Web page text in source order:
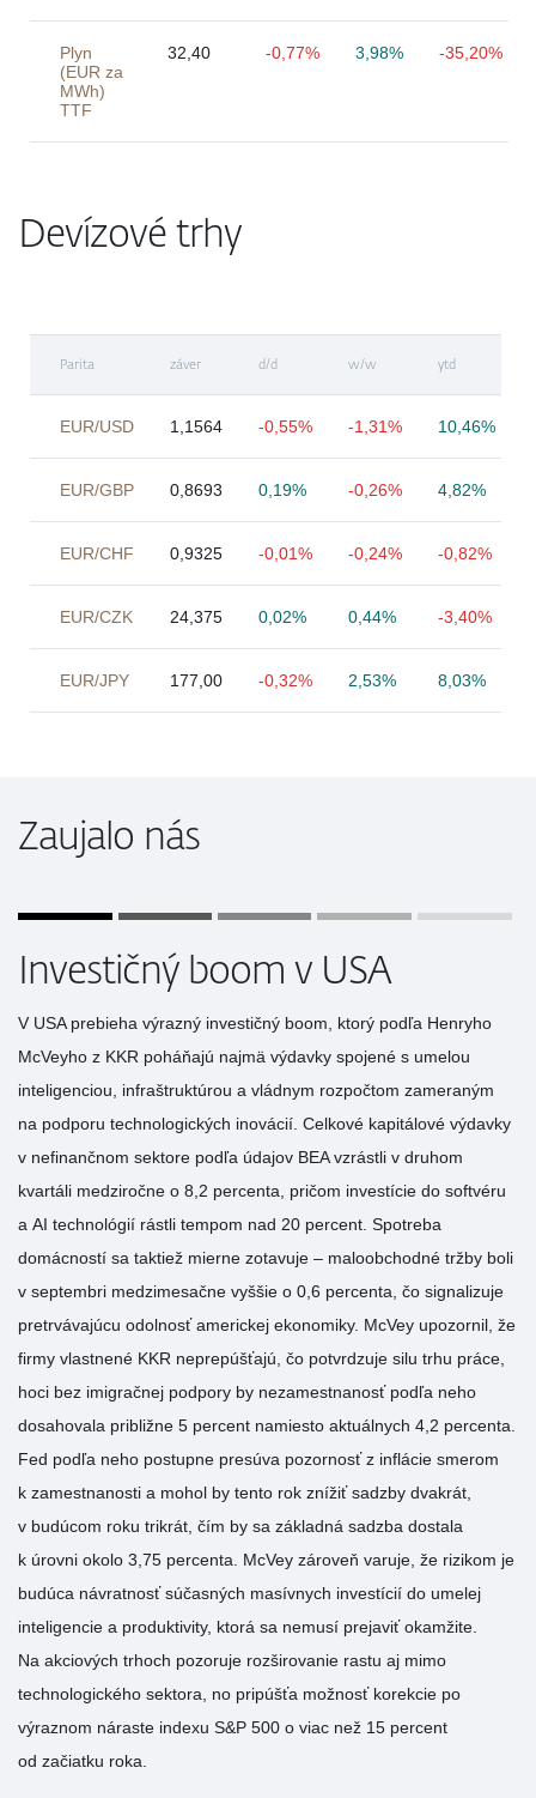
Plyn
(EUR za
MWh)
TTF
32,40 -0,77% 3,98% -35,20%
Devízové trhy
Parita záver d/d w/w ytd
EUR/USD 1,1564 -0,55% -1,31% 10,46%
EUR/GBP 0,8693 0,19% -0,26% 4,82%
EUR/CHF 0,9325 -0,01% -0,24% -0,82%
EUR/CZK 24,375 0,02% 0,44% -3,40%
EUR/JPY 177,00 -0,32% 2,53% 8,03%
Zaujalo nás
Investičný boom v USA
V USA prebieha výrazný investičný boom, ktorý podľa Henryho
McVeyho z KKR poháňajú najmä výdavky spojené s umelou
inteligenciou, infraštruktúrou a vládnym rozpočtom zameraným
na podporu technologických inovácií. Celkové kapitálové výdavky
v nefinančnom sektore podľa údajov BEA vzrástli v druhom
kvartáli medziročne o 8,2 percenta, pričom investície do softvéru
a AI technológií rástli tempom nad 20 percent. Spotreba
domácností sa taktiež mierne zotavuje – maloobchodné tržby boli
v septembri medzimesačne vyššie o 0,6 percenta, čo signalizuje
pretrvávajúcu odolnosť americkej ekonomiky. McVey upozornil, že
firmy vlastnené KKR neprepúšťajú, čo potvrdzuje silu trhu práce,
hoci bez imigračnej podpory by nezamestnanosť podľa neho
dosahovala približne 5 percent namiesto aktuálnych 4,2 percenta.
Fed podľa neho postupne presúva pozornosť z inflácie smerom
k zamestnanosti a mohol by tento rok znížiť sadzby dvakrát,
v budúcom roku trikrát, čím by sa základná sadzba dostala
k úrovni okolo 3,75 percenta. McVey zároveň varuje, že rizikom je
budúca návratnosť súčasných masívnych investícií do umelej
inteligencie a produktivity, ktorá sa nemusí prejaviť okamžite.
Na akciových trhoch pozoruje rozširovanie rastu aj mimo
technologického sektora, no pripúšťa možnosť korekcie po
výraznom náraste indexu S&P 500 o viac než 15 percent
od začiatku roka.